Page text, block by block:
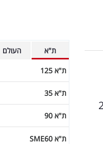
בשנת 2020
ת"א העולם
ת"א 125
ת"א 35
ת"א 90
ת"א SME60